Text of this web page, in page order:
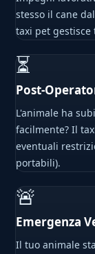
stesso il cane
taxi pet
⏳
Post-
L'animale ha
facilmente? Il
eventuali
portabili).
🚨
Emergenza
Il tuo animale